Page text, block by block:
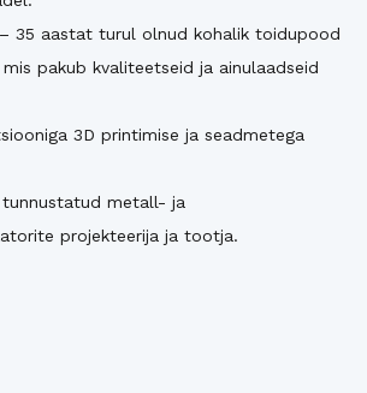
35 aastat turul olnud kohalik toidupood
pakub kvaliteetseid ja ainulaadseid
3D printimise ja seadmetega
tunnustatud metall- ja
projekteerija ja tootja.